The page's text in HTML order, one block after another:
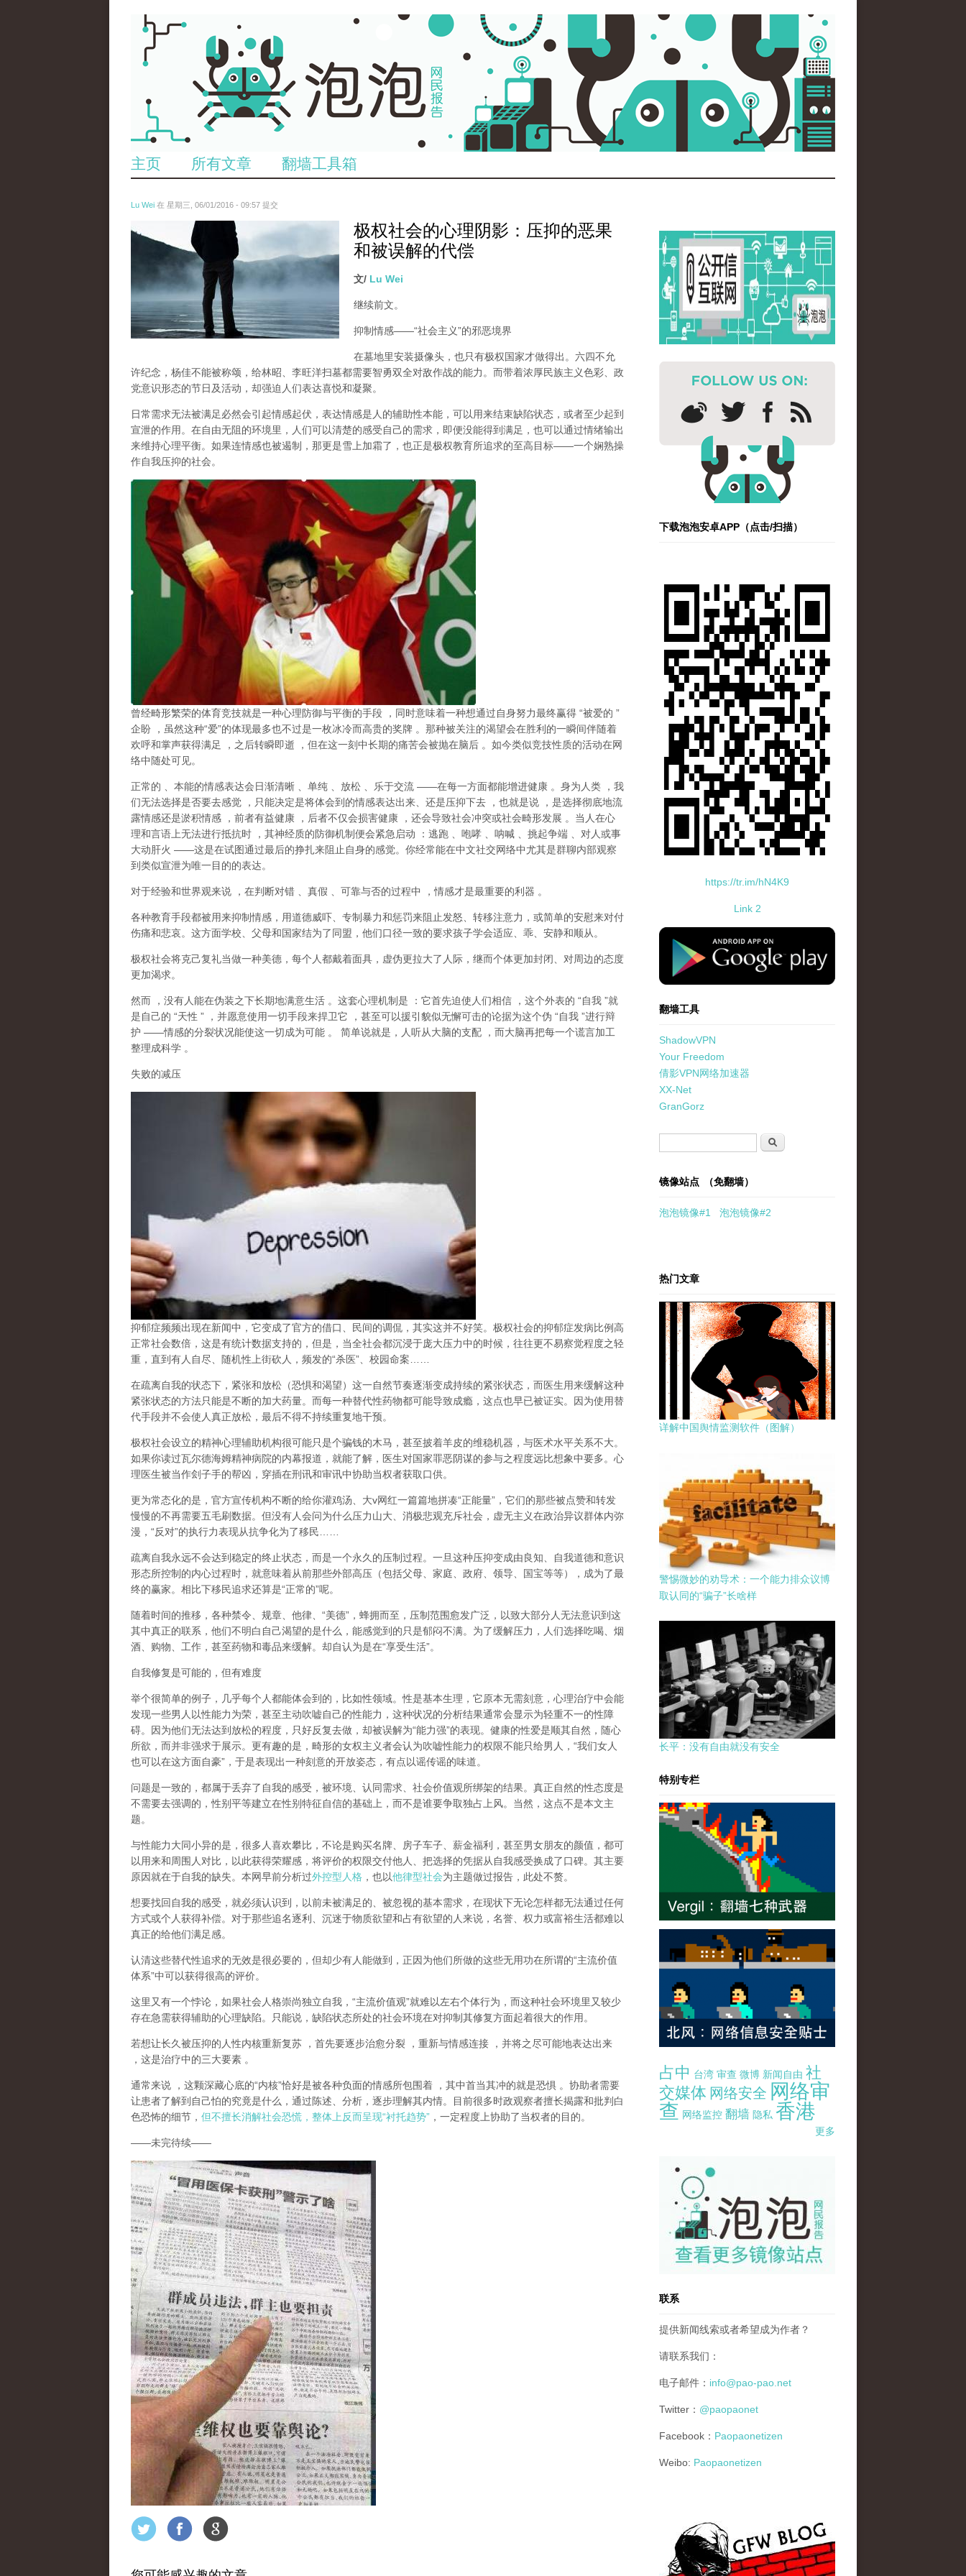
主页 所有文章 翻墙工具箱
Lu Wei 在 星期三, 06/01/2016 - 09:57 提交
wen_tou_tu_2.jpg
极权社会的心理阴影：压抑的恶果
和被误解的代偿
文/ Lu Wei
继续前文。
抑制情感——“社会主义”的邪恶境界
在墓地里安装摄像头，也只有极权国家才做得出。六四不允
许纪念，杨佳不能被称颂，给林昭、李旺洋扫墓都需要智勇双全对敌作战的能力。而带着浓厚民族主义色彩、政
党意识形态的节日及活动，却强迫人们表达喜悦和凝聚。
日常需求无法被满足必然会引起情感起伏， 表达情感是人的辅助性本能，可以用来结束缺陷状态，或者至少起到
宣泄的作用 。在自由无阻的环境里，人们可以清楚的感受自己的需求，即便没能得到满足，也可以通过情绪输出
来维持心理平衡。如果连情感也被遏制，那更是雪上加霜了，也正是极权教育所追求的至高目标——一个娴熟操
作自我压抑的社会。
曾经畸形繁荣的体育竞技就是一种心理防御与平衡的手段 ，同时意味着一种想通过自身努力最终赢得 “被爱的 ”
企盼
，虽然这种“爱”的体现最多也不过是一枚冰冷而高贵的奖牌 。那种被关注的渴望会在胜利的一瞬间伴随着
欢呼和掌声获得满足
，之后转瞬即逝 ，但在这一刻中长期的痛苦会被抛在脑后 。如今类似竞技性质的活动在网
络中随处可见。
正常的 、本能的情感表达会日渐清晰 、单纯 、放松 、乐于交流 ——在每一方面都能增进健康 。身为人类
，我
们无法选择是否要去感觉
，只能决定是将体会到的情感表达出来、还是压抑下去 ，也就是说 ， 是选择彻底地流
露情感还是淤积情感
，前者有益健康 ，后者不仅会损害健康 ，还会导致社会冲突或社会畸形发展 。当人在心
理和言语上无法进行抵抗时
，其神经质的防御机制便会紧急启动 ：逃跑 、咆哮 、呐喊 、挑起争端
、对人或事
大动肝火 ——这是在试图通过最后的挣扎来阻止自身的感觉。你经常能在中文社交网络中尤其是群聊内部观察
到类似宣泄为唯一目的的表达。
对于经验和世界观来说 ，在判断对错 、真假 、可靠与否的过程中 ，情感才是最重要的利器 。
各种教育手段都被用来抑制情感，用道德威吓、专制暴力和惩罚来阻止发怒、转移注意力，或简单的安慰来对付
伤痛和悲哀。这方面学校、父母和国家结为了同盟，他们口径一致的要求孩子学会适应、乖、安静和顺从。
极权社会将克己复礼当做一种美德，每个人都戴着面具，虚伪更拉大了人际，继而个体更加封闭、对周边的态度
更加渴求。
然而 ，没有人能在伪装之下长期地满意生活 。这套心理机制是 ：它首先迫使人们相信 ，这个外表的 “自我 ”就
是自己的 “天性 ” ，并愿意使用一切手段来捍卫它 ，甚至可以援引貌似无懈可击的论据为这个伪 “自我 ”进行辩
护 ——情感的分裂状况能使这一切成为可能 。 简单说就是， 人听从大脑的支配
，而大脑再把每一个谎言加工
整理成科学 。
失败的减压
抑郁症频频出现在新闻中，它变成了官方的借口、民间的调侃，其实这并不好笑。极权社会的抑郁症发病比例高
正常社会数倍，这是有统计数据支持的，但是，当全社会都沉浸于庞大压力中的时候，往往更不易察觉程度之轻
重，直到有人自尽、随机性上街砍人，频发的“杀医” 、校园命案
在疏离自我的状态下，紧张和放松（恐惧和渴望）这一自然节奏逐渐变成持续的紧张状态，而医生用来缓解这种
紧张状态的方法只能是不断的加大药量。而每一种替代性药物都可能导致成瘾，这点也早已被证实。因为使用替
代手段并不会使人真正放松，最后不得不持续重复地干预。
极权社会设立的精神心理辅助机构很可能只是个骗钱的木马，甚至披着羊皮的维稳机器，与医术水平关系不大。
如果你读过瓦尔德海姆精神病院的内幕报道，就能了解，医生对国家罪恶阴谋的参与之程度远比想象中要多。心
理医生被当作刽子手的帮凶，穿插在刑讯和审讯中协助当权者获取口供。
更为常态化的是，官方宣传机构不断的给你灌鸡汤、大v网红一篇篇地拼凑“正能量” ，它们的那些被点赞和转发
慢慢的不再需要五毛刷数据。但没有人会问为什么压力山大、消极悲观充斥社会，虚无主义在政治异议群体内弥
漫， “反对”的执行力表现从抗争化为了移民
疏离自我永远不会达到稳定的终止状态，而是一个永久的压制过程。一旦这种压抑变成由良知、自我道德和意识
形态所控制的内心过程时，就意味着从前那些外部高压（包括父母、家庭、政府、领导、国宝等等），成为了最
终的赢家。相比下移民追求还算是“正常的”呢。
随着时间的推移，各种禁令、规章、他律、 “美德” ，蜂拥而至，压制范围愈发广泛，以致大部分人无法意识到这
其中真正的联系，他们不明白自己渴望的是什么，能感觉到的只是郁闷不满。为了缓解压力，人们选择吃喝、烟
酒、购物、工作，甚至药物和毒品来缓解。却自认为是在“享受生活”。
自我修复是可能的，但有难度
举个很简单的例子，几乎每个人都能体会到的，比如性领域。性是基本生理，它原本无需刻意，心理治疗中会能
发现一些男人以性能力为荣，甚至主动吹嘘自己的性能力，这种状况的分析结果通常会显示为轻重不一的性障
碍。因为他们无法达到放松的程度，只好反复去做，却被误解为“能力强”的表现。健康的性爱是顺其自然，随心
所欲，而并非强求于展示。更有趣的是，畸形的女权主义者会认为吹嘘性能力的权限不能只给男人， “我们女人
也可以在这方面自豪” ，于是表现出一种刻意的开放姿态，有点以谣传谣的味道。
问题是一致的，都属于丢弃了自我的感受，被环境、认同需求、社会价值观所绑架的结果。真正自然的性态度是
不需要去强调的，性别平等建立在性别特征自信的基础上，而不是谁要争取独占上风。当然，这点不是本文主
题。
与性能力大同小异的是，很多人喜欢攀比，不论是购买名牌、房子车子、薪金福利，甚至男女朋友的颜值，都可
以用来和周围人对比，以此获得荣耀感，将评价的权限交付他人、把选择的凭据从自我感受换成了口碑。其主要
原因就在于自我的缺失。本网早前分析过外控型人格 ，也以他律型社会为主题做过报告，此处不赘。
想要找回自我的感受，就必须认识到，以前未被满足的、被忽视的基本需求，在现状下无论怎样都无法通过任何
方式或个人获得补偿。对于那些追名逐利、沉迷于物质欲望和占有欲望的人来说，名誉、权力或富裕生活都难以
真正的给他们满足感。
认清这些替代性追求的无效是很必要的，但却少有人能做到，正因为他们所做的这些无用功在所谓的“主流价值
体系”中可以获得很高的评价。
这里又有一个悖论，如果社会人格崇尚独立自我， “主流价值观”就难以左右个体行为，而这种社会环境里又较少
存在急需获得辅助的心理缺陷。只能说， 缺陷状态所处的社会环境在对抑制其修复方面起着很大的作用。
若想让长久被压抑的人性内核重新复苏 ，首先要逐步治愈分裂 ，重新与情感连接
，并将之尽可能地表达出来
，这是治疗中的三大要素 。
通常来说 ，这颗深藏心底的“内核”恰好是被各种负面的情感所包围着 ，其中首当其冲的就是恐惧 。协助者需要
让患者了解到自己怕的究竟是什么，通过陈述、分析，逐步理解其内情。目前很多时政观察者擅长揭露和批判白
色恐怖的细节， 但不擅长消解社会恐慌，整体上反而呈现“衬托趋势” ，一定程度上协助了当权者的目的。
——未完待续——
下载泡泡安卓APP（点击/扫描）
https://tr.im/hN4K9
Link 2
standard-icon-googleplay-app-store.png
翻墙工具
ShadowVPN
Your Freedom
倩影VPN网络加速器
XX-Net
GranGorz
搜索
镜像站点 （免翻墙）
泡泡镜像#1 泡泡镜像#2
热门文章
详解中国舆情监测软件（图解）
警惕微妙的劝导术：一个能力排众议博
取认同的“骗子”长啥样
长平：没有自由就没有安全
特别专栏
占中 台湾 审查 微博 新闻自由 社
交媒体 网络安全 网络审
查 网络监控 翻墙 隐私 香港
更多
pao-pao-banner-mirror-site-120814.jpg
联系
提供新闻线索或者希望成为作者？
请联系我们：
电子邮件： info@pao-pao.net
Twitter： @paopaonet
Facebook： Paopaonetizen
Weibo: Paopaonetizen
gfw_blog_small.jpg